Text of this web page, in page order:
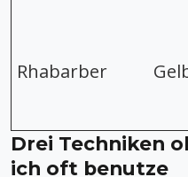
Rhabarber
Drei Techniken
ich oft benutze